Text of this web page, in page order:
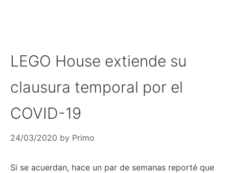
LEGO House extiende su
clausura temporal por el
COVID-19
24/03/2020 by Primo
Si se acuerdan, hace un par de semanas reporté que